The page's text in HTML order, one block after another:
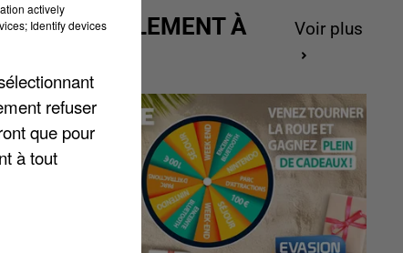
ACTUELLEMENT À
Voir plus
actively
Identify devices
refuser
que pour
à tout